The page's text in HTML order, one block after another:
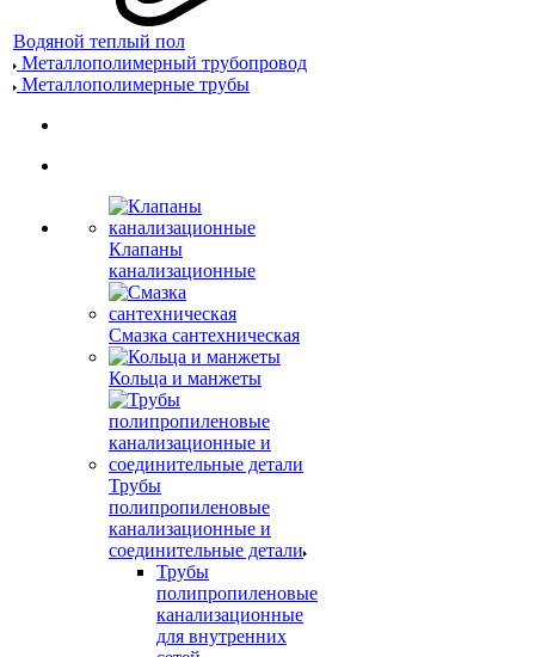
Водяной теплый пол
Металлополимерный трубопровод
Металлополимерные трубы
Клапаны
канализационные
Смазка сантехническая
Кольца и манжеты
Трубы
полипропиленовые
канализационные и
соединительные детали
Трубы
полипропиленовые
канализационные
для внутренних